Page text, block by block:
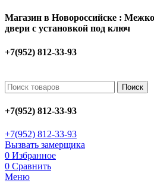
Магазин в Новороссийске :
двери с установкой под ключ
+7(952) 812-33-93
Поиск
+7(952) 812-33-93
+7(952) 812-33-93
Вызвать замерщика
0 Избранное
0 Сравнить
Меню